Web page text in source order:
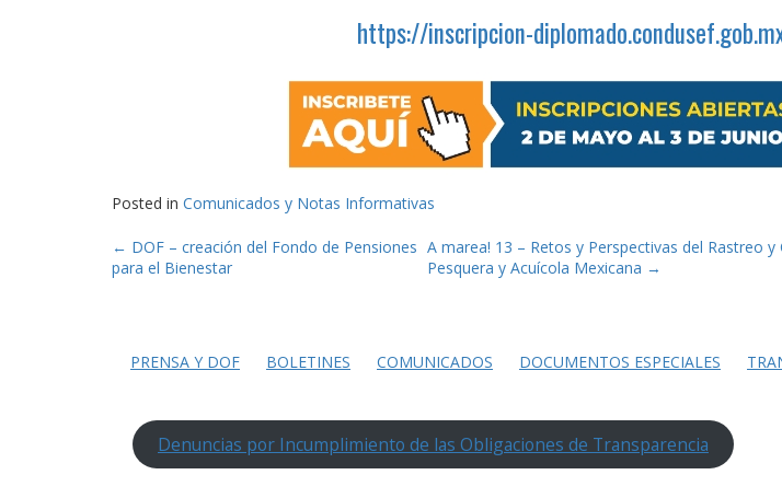
https://inscripcion-
Posted in Comunicados y Notas Informativas
Post
navigation
← DOF – creación del Fondo de Pensiones
para el Bienestar
A marea! 13 – Retos y Perspectivas del Rastreo
Pesquera y Acuícola Mexicana →
PRENSA Y DOF BOLETINES COMUNICADOS DOCUMENTOS ESPECIALES
Denuncias por Incumplimiento de las Obligaciones de Transparencia